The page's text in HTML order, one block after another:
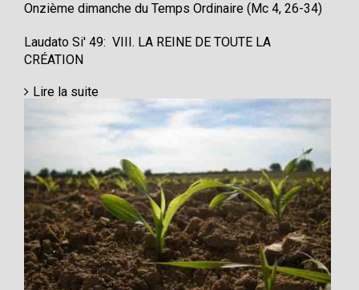
Onzième dimanche du Temps Ordinaire (Mc 4, 26-34)
Laudato Si' 49: VIII. LA REINE DE TOUTE LA
CRÉATION
Lire la suite